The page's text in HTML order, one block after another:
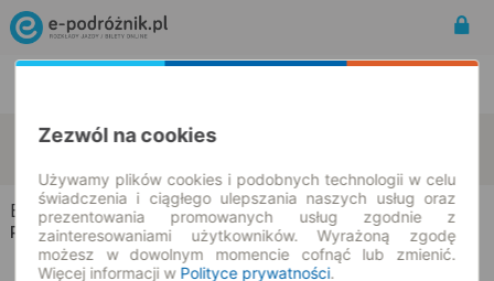
Borek Jagodziniec
Borek → Jagodziniec
Rozkład jazdy i bilety
Zezwól na cookies
Używamy plików cookies i podobnych technologii w celu
świadczenia i ciągłego ulepszania naszych usług oraz
prezentowania promowanych usług zgodnie z
zainteresowaniami użytkowników. Wyrażoną zgodę
możesz w dowolnym momencie cofnąć lub zmienić.
Więcej informacji w Polityce prywatności.